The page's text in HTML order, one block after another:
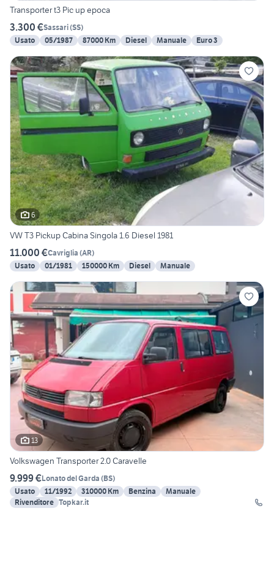
Transporter t3 Pic up epoca
3.300 €Sassari(SS)
Usato
05/1987 87000 Km Diesel Manuale Euro 3
6
VW T3 Pickup Cabina Singola 1.6 Diesel 1981
11.000 €Cavriglia (AR)
Usato
01/1981 150000 Km Diesel Manuale
13
Volkswagen Transporter 2.0 Caravelle
9.999 €Lonato del Garda (BS)
Usato
11/1992 310000 Km Benzina
Manuale
Rivenditore Topkar.it